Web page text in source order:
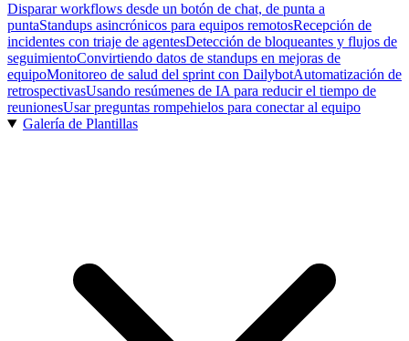
Disparar workflows desde un botón de chat, de punta a
puntaStandups asincrónicos para equipos remotosRecepción de
incidentes con triaje de agentesDetección de bloqueantes y flujos de
seguimientoConvirtiendo datos de standups en mejoras de
equipoMonitoreo de salud del sprint con DailybotAutomatización de
retrospectivasUsando resúmenes de IA para reducir el tiempo de
reunionesUsar preguntas rompehielos para conectar al equipo
Galería de Plantillas